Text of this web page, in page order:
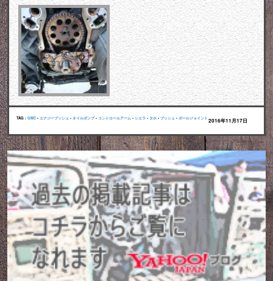
TAG : GMC • エナジーブッシュ • オイルポンプ• コントロールアーム • シエラ • タホ • ブッシュ • ボールジョイント 2016年11月17日